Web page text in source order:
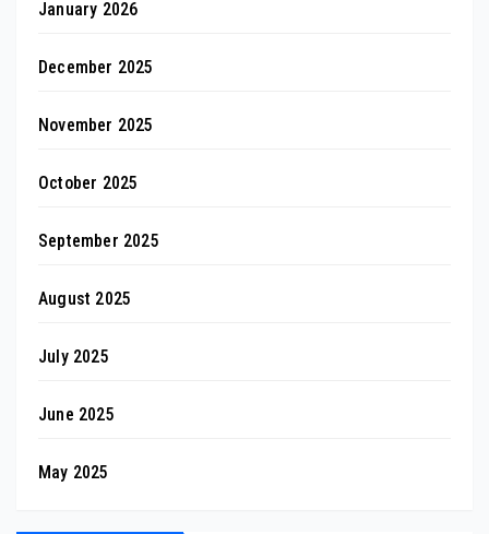
January 2026
December 2025
November 2025
October 2025
September 2025
August 2025
July 2025
June 2025
May 2025